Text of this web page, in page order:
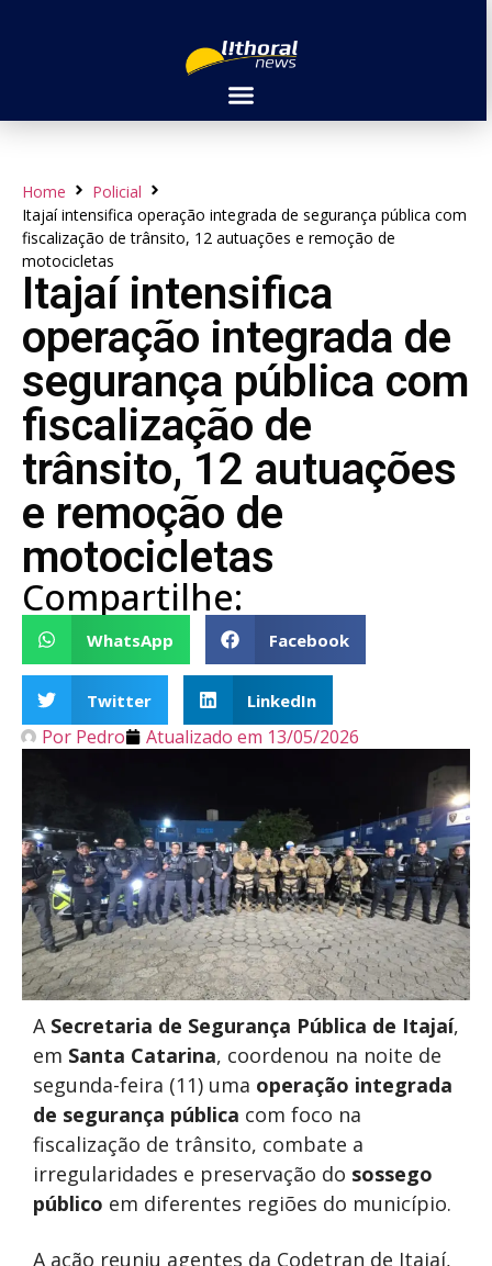
Home
Policial
Itajaí intensifica operação integrada de segurança pública com
fiscalização de trânsito, 12 autuações e remoção de
motocicletas
Itajaí intensifica
operação integrada de
segurança pública com
fiscalização de
trânsito, 12 autuações
e remoção de
motocicletas
Compartilhe:
WhatsApp Facebook
Twitter LinkedIn
Por Pedro Atualizado em 13/05/2026
A Secretaria de Segurança Pública de Itajaí,
em Santa Catarina, coordenou na noite de
segunda-feira (11) uma operação integrada
de segurança pública com foco na
fiscalização de trânsito, combate a
irregularidades e preservação do sossego
público em diferentes regiões do município.
A ação reuniu agentes da Codetran de Itajaí,